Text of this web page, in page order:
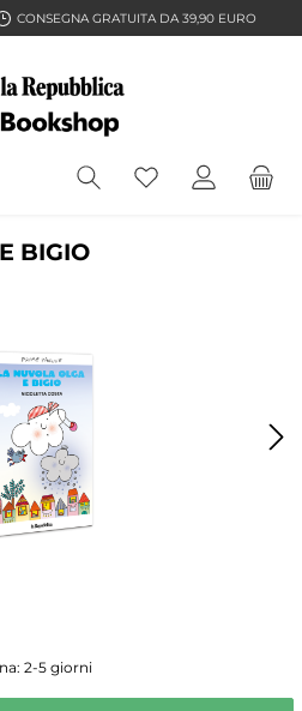
CONSEGNA GRATUITA DA 39,90 EURO
BIGIO
2-5 giorni